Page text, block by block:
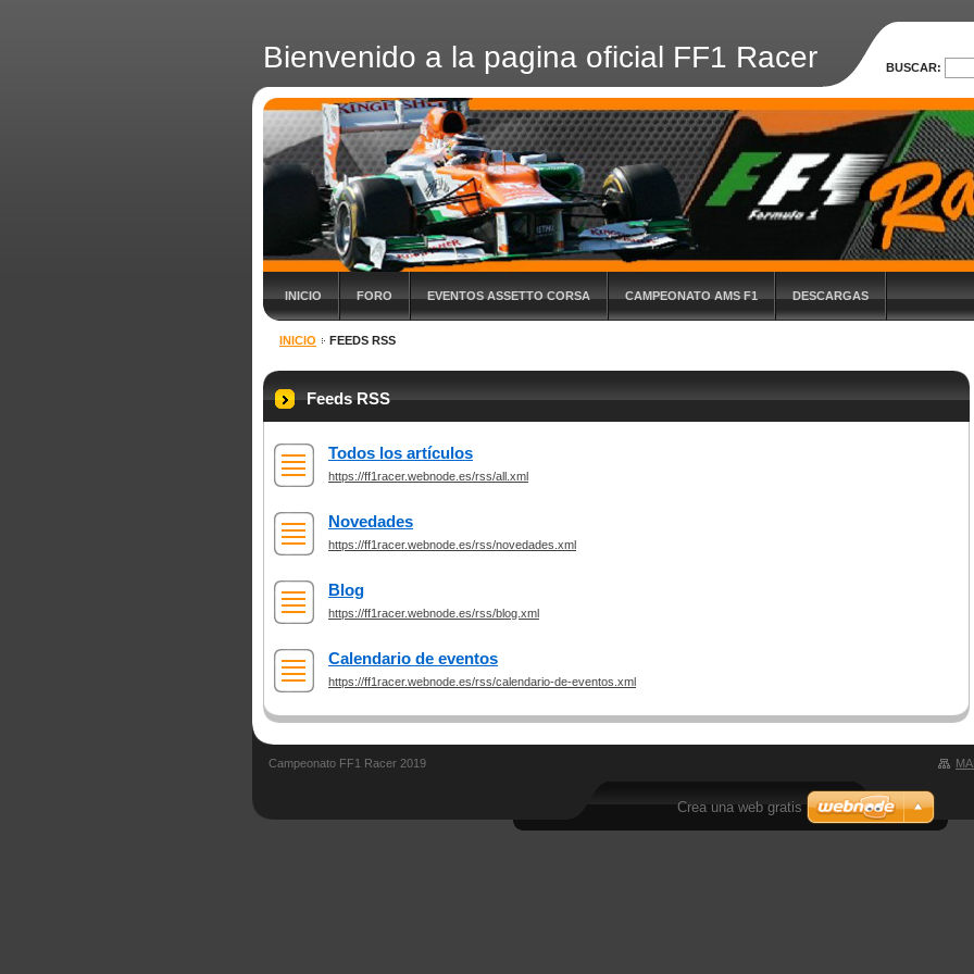
Bienvenido a la pagina oficial FF1 Racer
INICIO FORO EVENTOS ASSETTO CORSA CAMPEONATO AMS F1 DESCARGAS
INICIO FEEDS RSS
Feeds RSS
Todos los artículos
https://ff1racer.webnode.es/rss/all.xml
Novedades
https://ff1racer.webnode.es/rss/novedades.xml
Blog
https://ff1racer.webnode.es/rss/blog.xml
Calendario de eventos
https://ff1racer.webnode.es/rss/calendario-de-eventos.xml
BUSCAR:
Campeonato FF1 Racer 2019
Crea una web gratis